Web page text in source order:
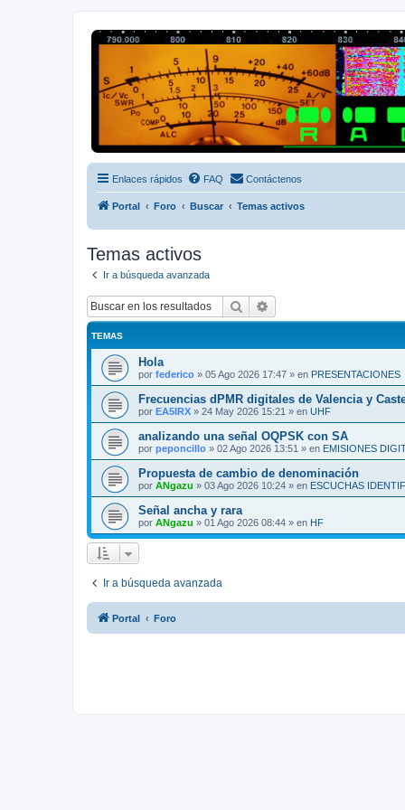
Radio Frecuencias
Foro de Radio Frecuencias
Enlaces rápidos FAQ Contáctenos
Portal Foro Buscar Temas activos
Temas activos
Ir a búsqueda avanzada
Buscar
TEMAS
Hola
por federico » 05 Ago 2026 17:47 » en PRESENTACIONES
Frecuencias dPMR digitales de Valencia y
por EA5IRX » 24 May 2026 15:21 » en UHF
analizando una señal OQPSK con SA
por peponcillo » 02 Ago 2026 13:51 » en EMISIONES
Propuesta de cambio de denominación
por ANgazu » 03 Ago 2026 10:24 » en ESCUCHAS
Señal ancha y rara
por ANgazu » 01 Ago 2026 08:44 » en HF
Ir a búsqueda avanzada
Portal Foro